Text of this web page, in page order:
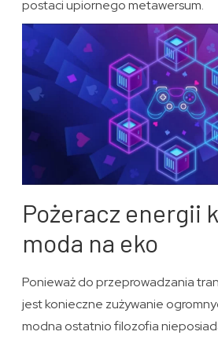
postaci upiornego metawersum.
Pożeracz energii
moda na eko
Ponieważ do przeprowadzania
jest konieczne zużywanie
modna ostatnio filozofia